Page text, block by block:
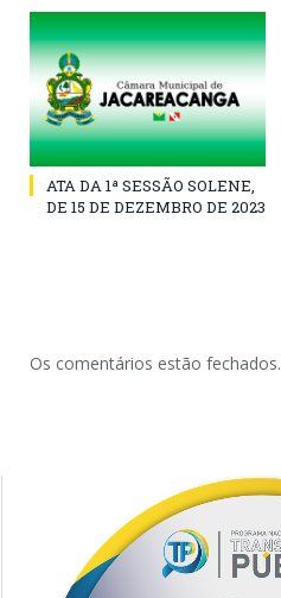
ATA DA 1ª SESSÃO SOLENE,
DE 15 DE DEZEMBRO DE 2023
Os comentários estão fechados.